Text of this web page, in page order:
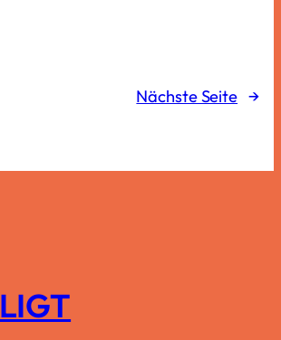
Nächste Seite →